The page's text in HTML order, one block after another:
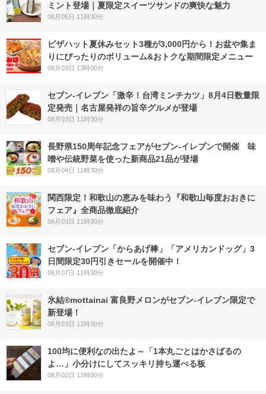
ミント登場｜夏限定スイーツサンドの爽快な魅力
08月06日 11時30分
ピザハット夏休みセット3種が3,000円から！お盆や集ま
りにぴったりのボリューム&おトクな期間限定メニュー
08月03日 13時00分
セブン-イレブン「激辛！台湾ミンチカツ」8月4日数量限
定発売｜名古屋発祥の旨辛グルメが登場
08月03日 11時30分
長野県150周年記念フェアがセブン-イレブンで開催 味
噌や伝統野菜を使った新商品21品が登場
08月04日 11時30分
関西限定！和歌山の恵みを味わう『和歌山毎度おおきに
フェア』全商品徹底紹介
08月03日 11時30分
セブン‐イレブン「からあげ棒」「アメリカンドッグ」3
日間限定30円引きセールを開催中！
08月07日 11時30分
氷結®mottainai 富良野メロンがセブン‐イレブン限定で
新登場！
08月03日 11時30分
100均に便利なの出たよ～「1本丸ごとはかさばるの
よ…」小分けにしてスッキリ持ち運べる板
08月02日 11時00分